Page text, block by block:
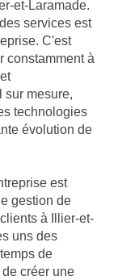
et-Laramade.
services est
C'est
constamment à
sur mesure,
technologies
évolution de
est
gestion de
à Illier-et-
uns des
de
créer une